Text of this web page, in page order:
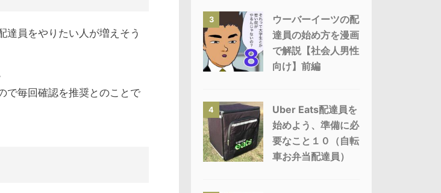
達員をやりたい人が増えそう
で毎回確認を推奨とのことで
3
ウーバーイーツの配
達員の始め方を漫画
で解説【社会人男性
向け】前編
4
Uber Eats配達員を
始めよう、準備に必
要なこと１０（自転
車お弁当配達員）